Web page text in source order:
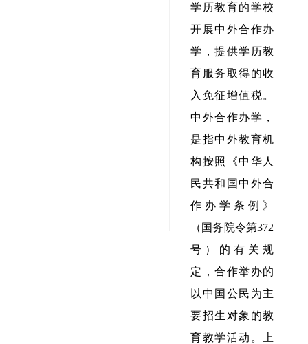
学历教育的学校
开展中外合作办
学，提供学历教
育服务取得的收
入免征增值税。
中外合作办学，
是指中外教育机
构按照《中华人
民共和国中外合
作办学条例》
（国务院令第372
号）的有关规
定，合作举办的
以中国公民为主
要招生对象的教
育教学活动。上